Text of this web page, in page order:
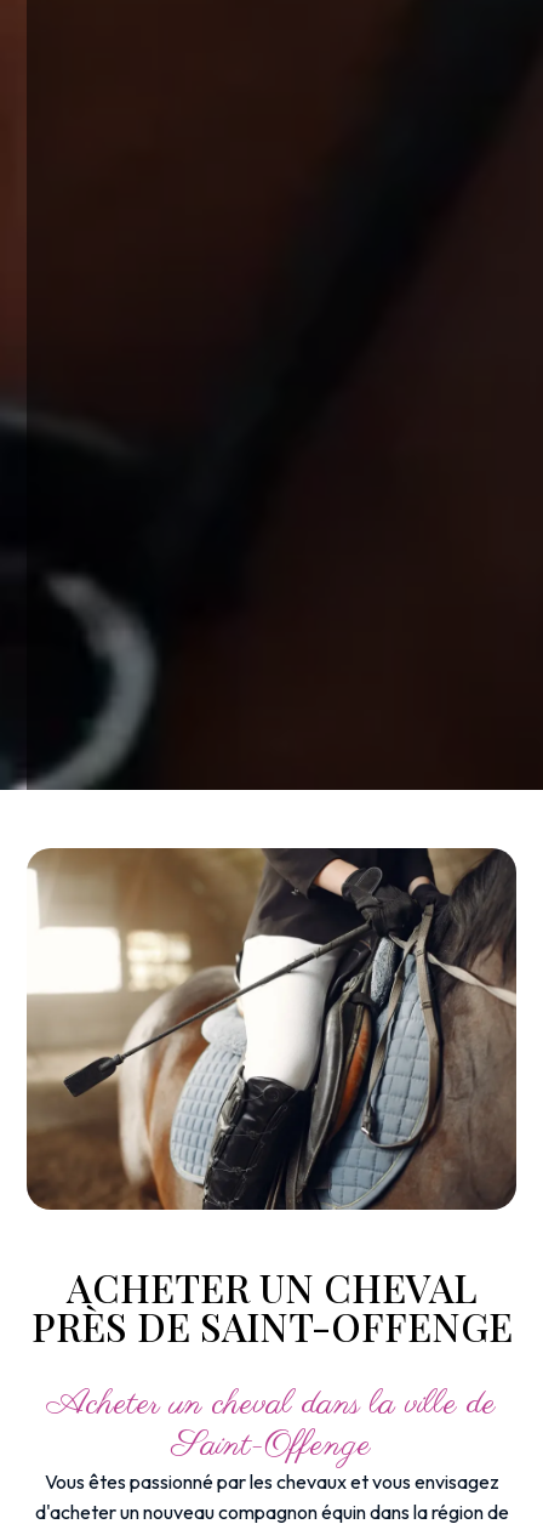
ACHETER UN CHEVAL
PRÈS DE SAINT-OFFENGE
Acheter un cheval dans la ville de
Saint-Offenge
Vous êtes passionné par les chevaux et vous envisagez
d'acheter un nouveau compagnon équin dans la région de